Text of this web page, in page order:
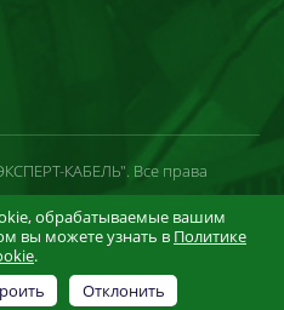
КАБЕЛЬ". Все права
файлов
обрабатываемые вашим
вы можете узнать в Политике
.
Отклонить